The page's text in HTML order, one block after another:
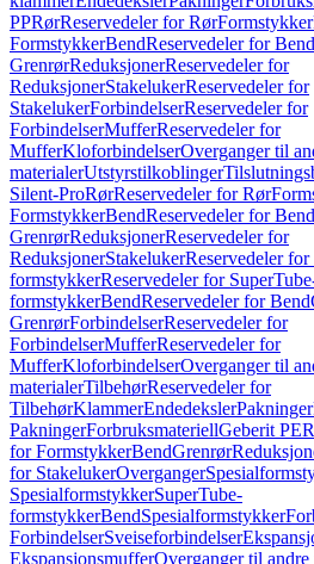
PPRørReservedeler for RørFormstykker
FormstykkerBendReservedeler for Bend
GrenrørReduksjonerReservedeler for
ReduksjonerStakelukerReservedeler for
StakelukerForbindelserReservedeler for
ForbindelserMufferReservedeler for
MufferKloforbindelserOverganger til
materialerUtstyrstilkoblinger
Silent-ProRørReservedeler for Rør
FormstykkerBendReservedeler for Bend
GrenrørReduksjonerReservedeler for
ReduksjonerStakelukerReservedeler
formstykkerReservedeler for
formstykkerBendReservedeler for Bend
GrenrørForbindelserReservedeler for
ForbindelserMufferReservedeler for
MufferKloforbindelserOverganger til
materialerTilbehørReservedeler for
TilbehørKlammerEndedekslerPakninger
PakningerForbruksmateriellGeberit PE
for FormstykkerBendGrenrør
for StakelukerOverganger
SpesialformstykkerSuperTube-
formstykkerBendSpesialformstykker
ForbindelserSveiseforbindelser
EkspansjonsmufferOverganger til andre